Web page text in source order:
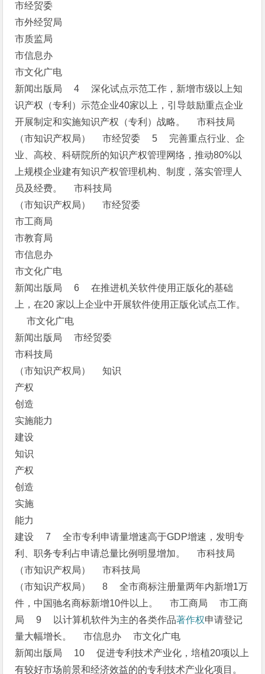
市经贸委
市外经贸局
市质监局
市信息办
市文化广电
新闻出版局 4 深化试点示范工作，新增市级以上知
识产权（专利）示范企业40家以上，引导鼓励重点企业
开展制定和实施知识产权（专利）战略。 市科技局
（市知识产权局） 市经贸委 5 完善重点行业、企
业、高校、科研院所的知识产权管理网络，推动80%以
上规模企业建有知识产权管理机构、制度，落实管理人
员及经费。 市科技局
（市知识产权局） 市经贸委
市工商局
市教育局
市信息办
市文化广电
新闻出版局 6 在推进机关软件使用正版化的基础
上，在20 家以上企业中开展软件使用正版化试点工作。
市文化广电
新闻出版局 市经贸委
市科技局
（市知识产权局） 知识
产权
创造
实施能力
建设
知识
产权
创造
实施
能力
建设 7 全市专利申请量增速高于GDP增速，发明专
利、职务专利占申请总量比例明显增加。 市科技局
（市知识产权局） 市科技局
（市知识产权局） 8 全市商标注册量两年内新增1万
件，中国驰名商标新增10件以上。 市工商局 市工商
局 9 以计算机软件为主的各类作品著作权申请登记
量大幅增长。 市信息办 市文化广电
新闻出版局 10 促进专利技术产业化，培植20项以上
有较好市场前景和经济效益的的专利技术产业化项目。